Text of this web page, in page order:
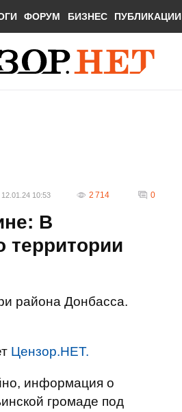
ФОРУМ БИЗНЕС ПУБЛИКАЦИИ
12.01.24 10:53 2 714 0
В
территории
района Донбасса.
Цензор.НЕТ.
информация о
громаде под